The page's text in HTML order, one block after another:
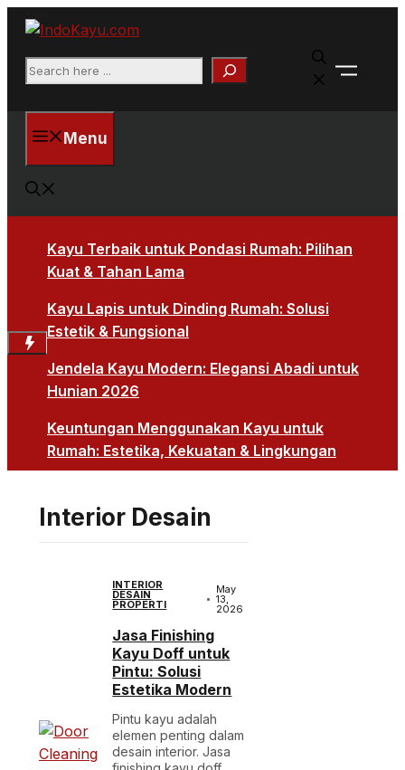
Skip
content
Search
X
Menu
Kayu Terbaik untuk Pondasi Rumah: Pilihan
Kuat & Tahan Lama
Kayu Lapis untuk Dinding Rumah: Solusi
Estetik & Fungsional
Jendela Kayu Modern: Elegansi Abadi untuk
Hunian 2026
Keuntungan Menggunakan Kayu untuk
Rumah: Estetika, Kekuatan & Lingkungan
Interior Desain
INTERIOR
DESAIN
PROPERTI
May
13,
2026
Jasa Finishing
Kayu Doff untuk
Pintu: Solusi
Estetika Modern
Pintu kayu adalah
elemen penting dalam
desain interior. Jasa